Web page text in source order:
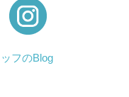
フのBlog